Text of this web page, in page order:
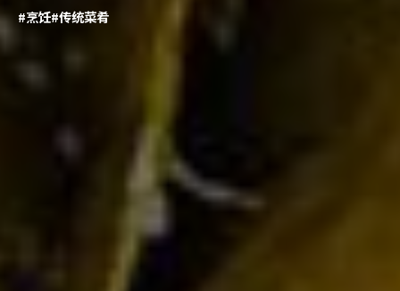
#烹饪#传统菜肴